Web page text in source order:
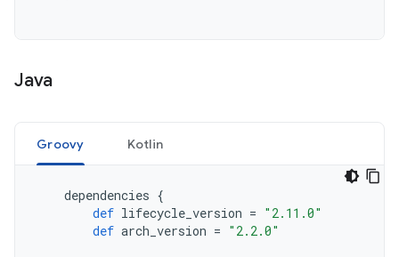
Java
Groovy Kotlin
dependencies {
def lifecycle_version = "2.11.0"
def arch_version = "2.2.0"